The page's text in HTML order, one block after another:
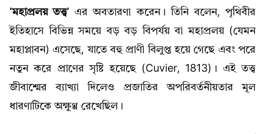
‘মহাপ্রলয় তত্ত্ব’ এর অবতারণা করেন। তিনি বলেন, পৃথিবীর
ইতিহাসে বিভিন্ন সময়ে বড় বড় বিপর্যয় বা মহাপ্রলয় (যেমন
মহাপ্লাবন) এসেছে, যাতে বহু প্রাণী বিলুপ্ত হয়ে গেছে এবং পরে
নতুন করে প্রাণের সৃষ্টি হয়েছে (Cuvier, 1813)। এই তত্ত্ব
জীবাশ্মের ব্যাখ্যা দিলেও প্রজাতির অপরিবর্তনীয়তার মূল
ধারণাটিকে অক্ষুণ্ণ রেখেছিল।